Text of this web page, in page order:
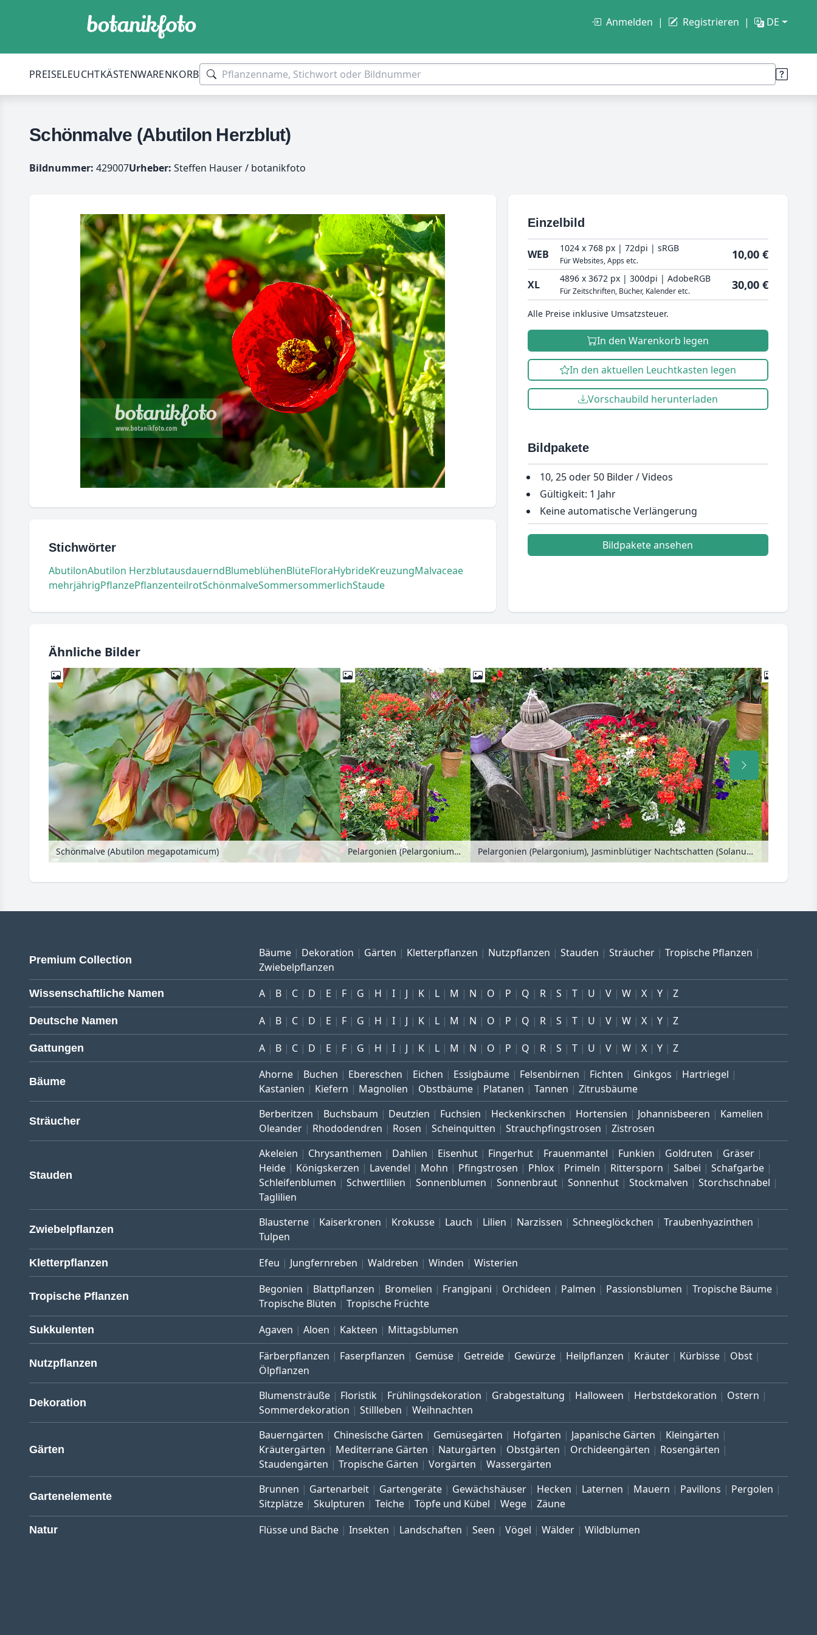
Anmelden Registrieren DE
PREISELEUCHTKÄSTENWARENKORB
Schönmalve (Abutilon Herzblut)
Bildnummer: 429007Urheber: Steffen Hauser / botanikfoto
Stichwörter
AbutilonAbutilon HerzblutausdauerndBlumeblühenBlüteFloraHybrideKreuzungMalvaceae
mehrjährigPflanzePflanzenteilrotSchönmalveSommersommerlichStaude
Einzelbild
WEB 1024 x 768 px | 72dpi | sRGB
Für Websites, Apps etc. 10,00 €
XL 4896 x 3672 px | 300dpi | AdobeRGB
Für Zeitschriften, Bücher, Kalender etc. 30,00 €
Alle Preise inklusive Umsatzsteuer.
In den Warenkorb legen
In den aktuellen Leuchtkasten legen
Vorschaubild herunterladen
Bildpakete
10, 25 oder 50 Bilder / Videos
Gültigkeit: 1 Jahr
Keine automatische Verlängerung
Bildpakete ansehen
Ähnliche Bilder
Schönmalve (Abutilon megapotamicum) Pelargonien (Pelargonium), Jasminblütiger Nachtschatten (Solanum jasminoides), Begonien (Begonia), Lavendel (Lavandula) und Schönmalven (Abutilon) Pelargonien (Pelargonium), Jasminblütiger Nachtschatten (Solanum jasminoides), Begonien (Begonia), Lavendel (Lavandula) und Schönmalven (Abutilon)
Premium Collection
Bäume Dekoration Gärten Kletterpflanzen Nutzpflanzen Stauden Sträucher
Tropische Pflanzen
Zwiebelpflanzen
Wissenschaftliche Namen A B C D E F G H I J K L M N O P Q R S T U V W X Y Z
Deutsche Namen A B C D E F G H I J K L M N O P Q R S T U V W X Y Z
Gattungen A B C D E F G H I J K L M N O P Q R S T U V W X Y Z
Bäume
Ahorne Buchen Ebereschen Eichen Essigbäume Felsenbirnen Fichten Ginkgos
Hartriegel
Kastanien
Kiefern Magnolien Obstbäume Platanen Tannen Zitrusbäume
Sträucher
Berberitzen Buchsbaum Deutzien Fuchsien Heckenkirschen Hortensien Johannisbeeren
Kamelien
Oleander
Rhododendren Rosen Scheinquitten Strauchpfingstrosen Zistrosen
Stauden
Akeleien Chrysanthemen Dahlien Eisenhut Fingerhut Frauenmantel Funkien Goldruten
Gräser
Heide
Königskerzen Lavendel Mohn Pfingstrosen Phlox Primeln Rittersporn Salbei
Schafgarbe
Schleifenblumen
Schwertlilien Sonnenblumen Sonnenbraut Sonnenhut Stockmalven
Storchschnabel
Taglilien
Zwiebelpflanzen
Blausterne Kaiserkronen Krokusse Lauch Lilien Narzissen Schneeglöckchen
Traubenhyazinthen
Tulpen
Kletterpflanzen Efeu Jungfernreben Waldreben Winden Wisterien
Tropische Pflanzen
Begonien Blattpflanzen Bromelien Frangipani Orchideen Palmen Passionsblumen
Tropische Bäume
Tropische Blüten
Tropische Früchte
Sukkulenten Agaven Aloen Kakteen Mittagsblumen
Nutzpflanzen
Färberpflanzen Faserpflanzen Gemüse Getreide Gewürze Heilpflanzen Kräuter Kürbisse
Obst
Ölpflanzen
Dekoration
Blumensträuße Floristik Frühlingsdekoration Grabgestaltung Halloween Herbstdekoration
Ostern
Sommerdekoration
Stillleben Weihnachten
Gärten
Bauerngärten Chinesische Gärten Gemüsegärten Hofgärten Japanische Gärten
Kleingärten
Kräutergärten
Mediterrane Gärten Naturgärten Obstgärten Orchideengärten
Rosengärten
Staudengärten
Tropische Gärten Vorgärten Wassergärten
Gartenelemente
Brunnen Gartenarbeit Gartengeräte Gewächshäuser Hecken Laternen Mauern Pavillons
Pergolen
Sitzplätze
Skulpturen Teiche Töpfe und Kübel Wege Zäune
Natur Flüsse und Bäche Insekten Landschaften Seen Vögel Wälder Wildblumen